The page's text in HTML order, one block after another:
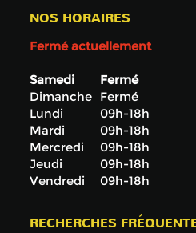
NOS HORAIRES
Fermé actuellement
Samedi
Fermé
Dimanche Fermé
Lundi
09h-18h
Mardi
09h-18h
Mercredi
09h-18h
Jeudi
09h-18h
Vendredi
09h-18h
RECHERCHES